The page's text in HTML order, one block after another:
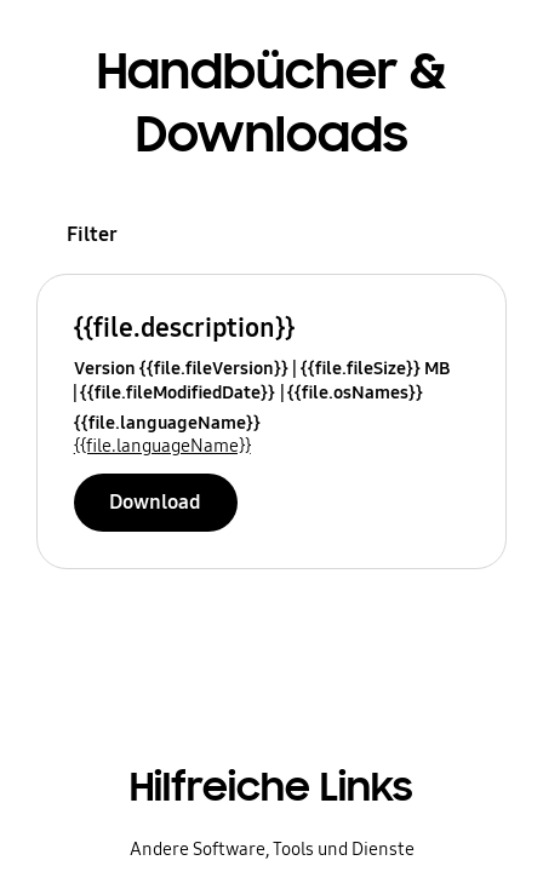
Handbücher &
Downloads
Filter
{{file.description}}
Version {{file.fileVersion}} {{file.fileSize}} MB
{{file.fileModifiedDate}} {{file.osNames}}
{{file.languageName}}
{{file.languageName}}
Download
Hilfreiche Links
Andere Software, Tools und Dienste